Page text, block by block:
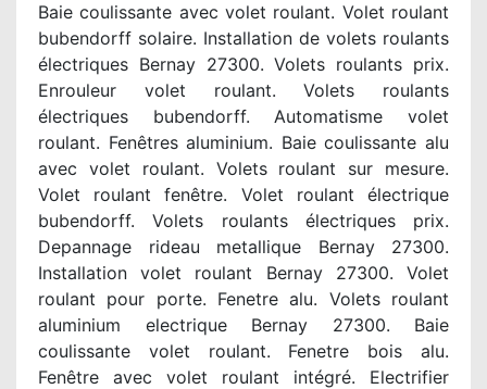
Baie coulissante avec volet roulant. Volet roulant
bubendorff solaire. Installation de volets roulants
électriques Bernay 27300. Volets roulants prix.
Enrouleur volet roulant. Volets roulants
électriques bubendorff. Automatisme volet
roulant. Fenêtres aluminium. Baie coulissante alu
avec volet roulant. Volets roulant sur mesure.
Volet roulant fenêtre. Volet roulant électrique
bubendorff. Volets roulants électriques prix.
Depannage rideau metallique Bernay 27300.
Installation volet roulant Bernay 27300. Volet
roulant pour porte. Fenetre alu. Volets roulant
aluminium electrique Bernay 27300. Baie
coulissante volet roulant. Fenetre bois alu.
Fenêtre avec volet roulant intégré. Electrifier